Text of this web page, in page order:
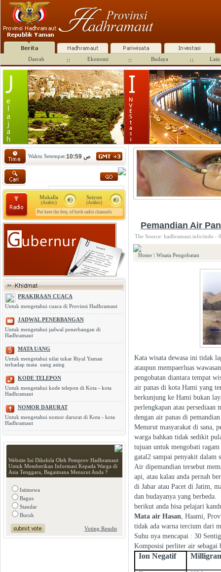
Daerah Ekonomi Budaya Lain
Waktu Setempat: 10:59 ص
Seiyun
(Arabic)
Mukalla
(Arabic)
Put here the freq. of both radio channels
PRAKIRAAN CUACA
Untuk mengetahui cuaca di Provinsi Hadhramaut
JADWAL PENERBANGAN
Untuk mengetahui jadwal penerbangan di
Hadhramaut
MATA UANG
Untuk mengetahui nilai tukar Riyal Yaman
terhadap mata uang asing
KODE TELEPON
Untuk mengetahui kode telepon di Kota - kota
Hadhramaut
NOMOR DARURAT
Untuk mengetahui nomor darurat di Kota - kota
Hadhramaut
Website Ini Dikelola Oleh Pemprov Hadhramaut
Untuk Memberikan Informasi Kepada Warga di
Asia Tenggara, Bagaimana Menurut Anda ?
Istimewa
Bagus
Standar
Buruk
Voting Results
Pemandian Air
The Source: hadhramaut.info/indo -
Home \ Wisata Pengobatan
Kata wisata dewasa ini tidak
ataupun mempaerluas
pengobatan diantara tempat
air panas di kota Hami yang
berkunjung ke Hami bukan
perlengkapan atau persediaan
dengan air panas di
Menurut masyarakat di sana,
warga bahkan tidak sedikit
tujuan untuk mengobati
gatal2 sampai penyakit dalam
Air dipemandian tersebut
api, atau kalau anda pernah
di Jabar atau Pacet di Jatim,
dan budayanya yang berbeda.
berikut anda bisa pelajari
Mata air Hasan , Haami,
tidak ada warna tercium dari
Suhu nya mencapai : 30
Komposisi perliter air sebagai
Ion Negatif